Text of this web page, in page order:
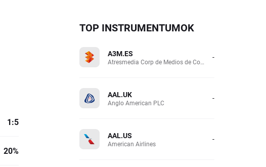
1:5
20%
TOP INSTRUMENTUMOK
A3M.ES
Atresmedia Corp de Medios de Comunicacion SA -
AAL.UK
Anglo American PLC -
AAL.US
American Airlines -